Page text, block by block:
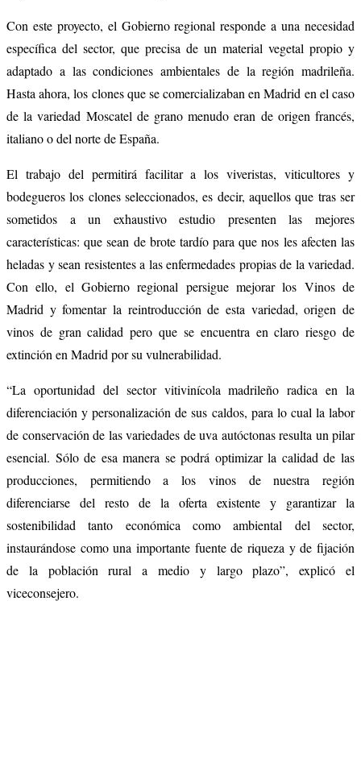
Con este proyecto, el Gobierno regional responde a una necesidad
específica del sector, que precisa de un material vegetal propio y
adaptado a las condiciones ambientales de la región madrileña.
Hasta ahora, los clones que se comercializaban en Madrid en el caso
de la variedad Moscatel de grano menudo eran de origen francés,
italiano o del norte de España.
El trabajo del permitirá facilitar a los viveristas, viticultores y
bodegueros los clones seleccionados, es decir, aquellos que tras ser
sometidos a un exhaustivo estudio presenten las mejores
características: que sean de brote tardío para que nos les afecten las
heladas y sean resistentes a las enfermedades propias de la variedad.
Con ello, el Gobierno regional persigue mejorar los Vinos de
Madrid y fomentar la reintroducción de esta variedad, origen de
vinos de gran calidad pero que se encuentra en claro riesgo de
extinción en Madrid por su vulnerabilidad.
“La oportunidad del sector vitivinícola madrileño radica en la
diferenciación y personalización de sus caldos, para lo cual la labor
de conservación de las variedades de uva autóctonas resulta un pilar
esencial. Sólo de esa manera se podrá optimizar la calidad de las
producciones, permitiendo a los vinos de nuestra región
diferenciarse del resto de la oferta existente y garantizar la
sostenibilidad tanto económica como ambiental del sector,
instaurándose como una importante fuente de riqueza y de fijación
de la población rural a medio y largo plazo”, explicó el
viceconsejero.